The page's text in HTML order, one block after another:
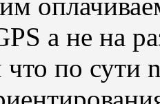
а не на
по сути